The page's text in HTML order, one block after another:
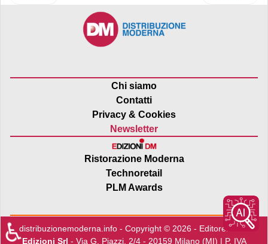
Chi siamo
Contatti
Privacy & Cookies
Newsletter
Ristorazione Moderna
Technoretail
PLM Awards
distribuzionemoderna.info - Copyright © 2026 - Editore:Edra
Edizioni Srl - Via G. Piazzi, 2/4 - 20159 Milano (MI) | P. IVA